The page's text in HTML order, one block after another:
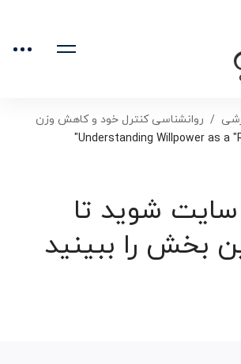
روانشناسی کنترل خود و کاهش وزن
Understanding Willpower as a
سایت شوید تا
بخش را ببینید